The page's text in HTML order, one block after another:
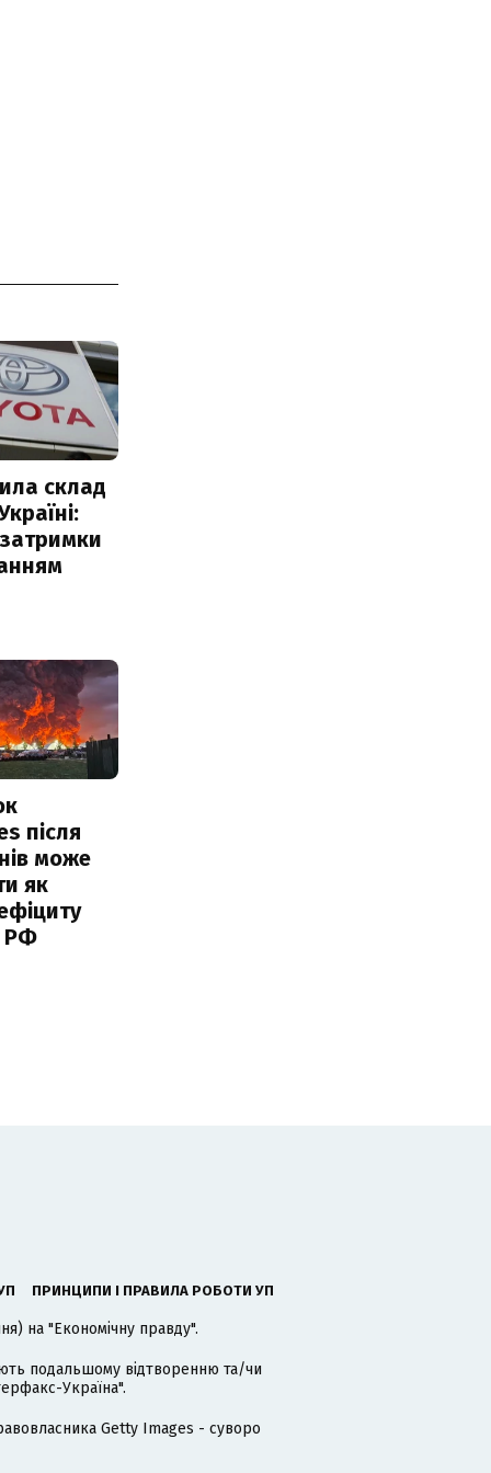
склад
після
може
як
РФ
ПРИНЦИПИ І ПРАВИЛА РОБОТИ УП
на "Економічну правду".
подальшому відтворенню та/чи
Україна".
Getty Images - суворо